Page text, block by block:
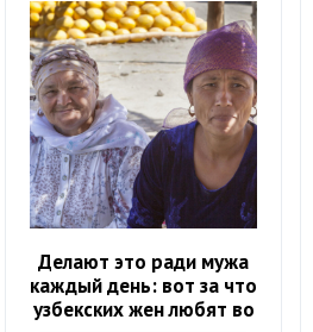
Делают это ради мужа
каждый день: вот за что
узбекских жен любят во